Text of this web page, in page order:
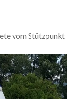
vom Stützpunkt